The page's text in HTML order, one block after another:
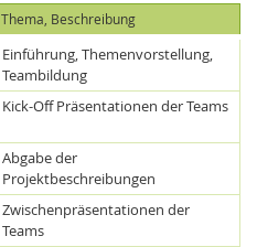
Thema, Beschreibung
Einführung, Themenvorstellung,
Teambildung
Kick-Off Präsentationen der Teams
Abgabe der
Projektbeschreibungen
Zwischenpräsentationen der
Teams